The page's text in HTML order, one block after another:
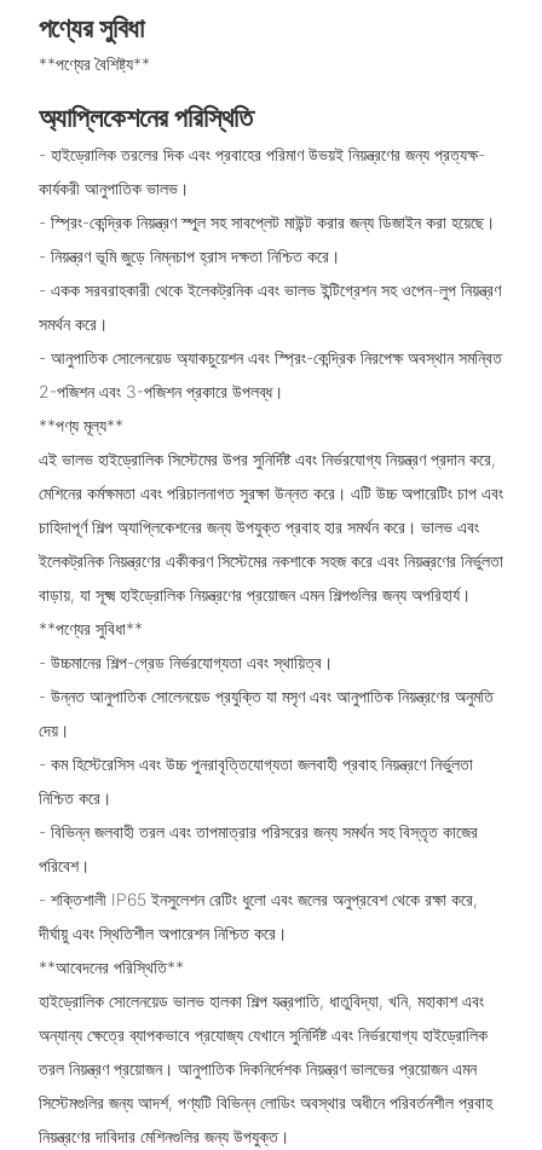
পণ্যের সুবিধা
**পণ্যের বৈশিষ্ট্য**
অ্যাপ্লিকেশনের পরিস্থিতি
- হাইড্রোলিক তরলের দিক এবং প্রবাহের পরিমাণ উভয়ই নিয়ন্ত্রণের জন্য প্রত্যক্ষ-
কার্যকরী আনুপাতিক ভালভ।
- স্প্রিং-কেন্দ্রিক নিয়ন্ত্রণ স্পুল সহ সাবপ্লেট মাউন্ট করার জন্য ডিজাইন করা হয়েছে।
- নিয়ন্ত্রণ ভূমি জুড়ে নিম্নচাপ হ্রাস দক্ষতা নিশ্চিত করে।
- একক সরবরাহকারী থেকে ইলেকট্রনিক এবং ভালভ ইন্টিগ্রেশন সহ ওপেন-লুপ নিয়ন্ত্রণ
সমর্থন করে।
- আনুপাতিক সোলেনয়েড অ্যাকচুয়েশন এবং স্প্রিং-কেন্দ্রিক নিরপেক্ষ অবস্থান সমন্বিত
2-পজিশন এবং 3-পজিশন প্রকারে উপলব্ধ।
**পণ্য মূল্য**
এই ভালভ হাইড্রোলিক সিস্টেমের উপর সুনির্দিষ্ট এবং নির্ভরযোগ্য নিয়ন্ত্রণ প্রদান করে,
মেশিনের কর্মক্ষমতা এবং পরিচালনাগত সুরক্ষা উন্নত করে। এটি উচ্চ অপারেটিং চাপ এবং
চাহিদাপূর্ণ শিল্প অ্যাপ্লিকেশনের জন্য উপযুক্ত প্রবাহ হার সমর্থন করে। ভালভ এবং
ইলেকট্রনিক নিয়ন্ত্রণের একীকরণ সিস্টেমের নকশাকে সহজ করে এবং নিয়ন্ত্রণের নির্ভুলতা
বাড়ায়, যা সূক্ষ্ম হাইড্রোলিক নিয়ন্ত্রণের প্রয়োজন এমন শিল্পগুলির জন্য অপরিহার্য।
**পণ্যের সুবিধা**
- উচ্চমানের শিল্প-গ্রেড নির্ভরযোগ্যতা এবং স্থায়িত্ব।
- উন্নত আনুপাতিক সোলেনয়েড প্রযুক্তি যা মসৃণ এবং আনুপাতিক নিয়ন্ত্রণের অনুমতি
দেয়।
- কম হিস্টেরেসিস এবং উচ্চ পুনরাবৃত্তিযোগ্যতা জলবাহী প্রবাহ নিয়ন্ত্রণে নির্ভুলতা
নিশ্চিত করে।
- বিভিন্ন জলবাহী তরল এবং তাপমাত্রার পরিসরের জন্য সমর্থন সহ বিস্তৃত কাজের
পরিবেশ।
- শক্তিশালী IP65 ইনসুলেশন রেটিং ধুলো এবং জলের অনুপ্রবেশ থেকে রক্ষা করে,
দীর্ঘায়ু এবং স্থিতিশীল অপারেশন নিশ্চিত করে।
**আবেদনের পরিস্থিতি**
হাইড্রোলিক সোলেনয়েড ভালভ হালকা শিল্প যন্ত্রপাতি, ধাতুবিদ্যা, খনি, মহাকাশ এবং
অন্যান্য ক্ষেত্রে ব্যাপকভাবে প্রযোজ্য যেখানে সুনির্দিষ্ট এবং নির্ভরযোগ্য হাইড্রোলিক
তরল নিয়ন্ত্রণ প্রয়োজন। আনুপাতিক দিকনির্দেশক নিয়ন্ত্রণ ভালভের প্রয়োজন এমন
সিস্টেমগুলির জন্য আদর্শ, পণ্যটি বিভিন্ন লোডিং অবস্থার অধীনে পরিবর্তনশীল প্রবাহ
নিয়ন্ত্রণের দাবিদার মেশিনগুলির জন্য উপযুক্ত।